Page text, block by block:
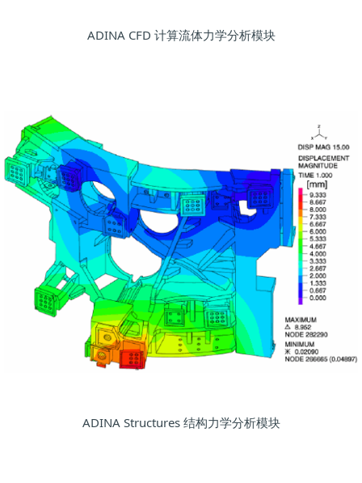
ADINA CFD 计算流体力学分析模块
ADINA Structures 结构力学分析模块